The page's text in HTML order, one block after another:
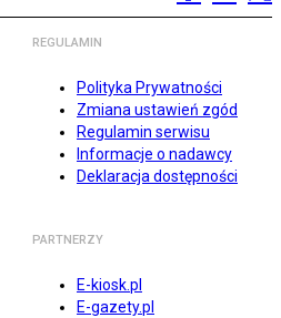
REGULAMIN
Polityka Prywatności
Zmiana ustawień zgód
Regulamin serwisu
Informacje o nadawcy
Deklaracja dostępności
PARTNERZY
E-kiosk.pl
E-gazety.pl